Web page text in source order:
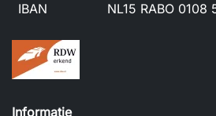
IBAN
NL15 RABO 0108
Informatie